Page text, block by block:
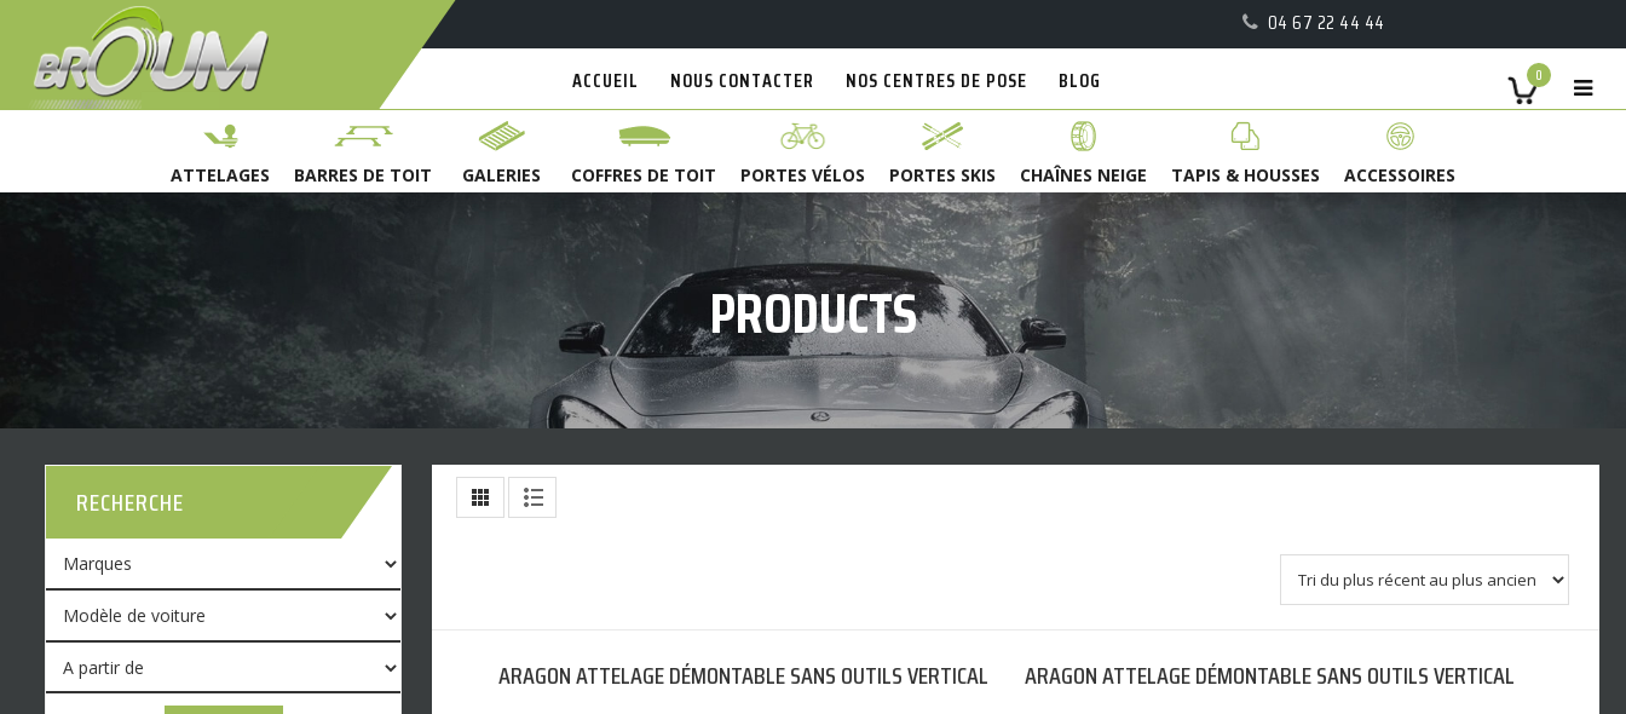
04 67 22 44 44
0
ACCUEIL NOUS CONTACTER NOS CENTRES DE POSE BLOG
ATTELAGES BARRES DE TOIT GALERIES COFFRES DE TOIT PORTES VÉLOS PORTES SKIS CHAÎNES NEIGE TAPIS & HOUSSES ACCESSOIRES
PRODUCTS
ARAGON ATTELAGE DÉMONTABLE SANS OUTILS VERTICAL ARAGON ATTELAGE DÉMONTABLE SANS OUTILS VERTICAL
RECHERCHE